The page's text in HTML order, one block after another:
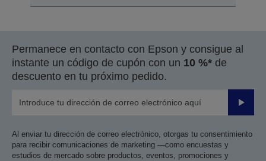
Permanece en contacto con Epson y consigue al
instante un código de cupón con un 10 %* de
descuento en tu próximo pedido.
Enviar
Al enviar tu dirección de correo electrónico, otorgas tu consentimiento
para recibir comunicaciones de marketing —como encuestas y
estudios de mercado sobre productos, eventos, promociones y